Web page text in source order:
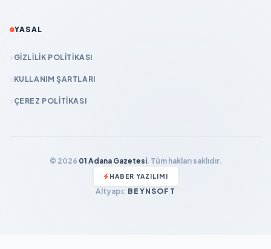
YASAL
GIZLILIK POLITIKASI
KULLANIM ŞARTLARI
ÇEREZ POLITIKASI
© 2026 01 Adana Gazetesi. Tüm hakları saklıdır.
HABER YAZILIMI
Altyapı: BEYNSOFT